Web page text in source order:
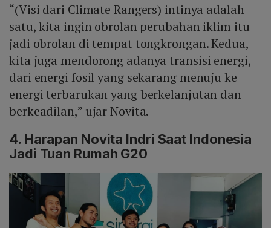
“(Visi dari Climate Rangers) intinya adalah
satu, kita ingin obrolan perubahan iklim itu
jadi obrolan di tempat tongkrongan. Kedua,
kita juga mendorong adanya transisi energi,
dari energi fosil yang sekarang menuju ke
energi terbarukan yang berkelanjutan dan
berkeadilan,” ujar Novita.
4. Harapan Novita Indri Saat Indonesia
Jadi Tuan Rumah G20